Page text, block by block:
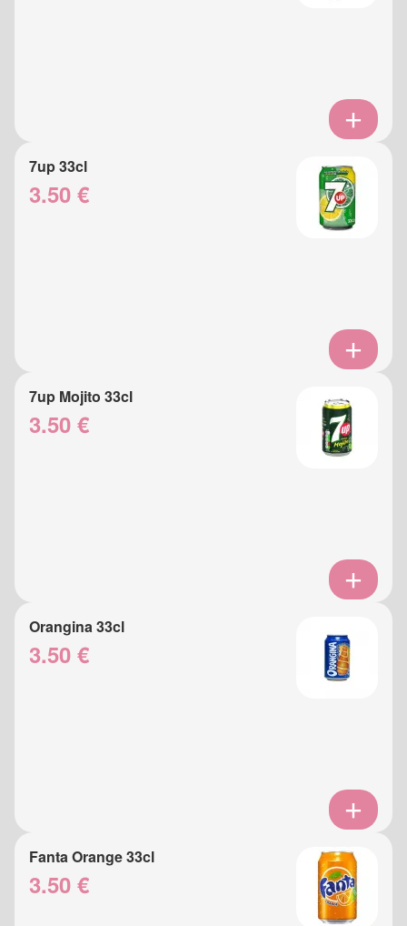
7up 33cl
3.50 €
7up Mojito 33cl
3.50 €
Orangina 33cl
3.50 €
Fanta Orange 33cl
3.50 €